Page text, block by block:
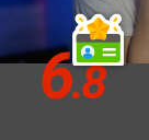
6.8